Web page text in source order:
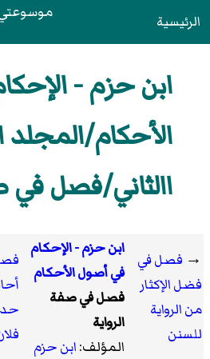
الرئيسية
ابن حزم -
الأحكام/المجلد
االثاني/فصل في
→ فصل في
فضل الإكثار
من الرواية
للسنن
ابن حزم - الإحكام
في أصول الأحكام
فصل في صفة
الرواية
المؤلف:ابن حزم